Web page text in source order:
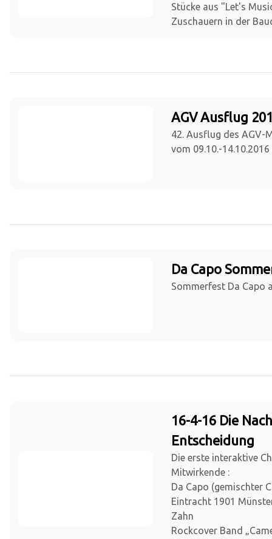
Stücke aus "Let's
Zuschauern in der
AGV Ausflug
42. Ausflug des AGV-
vom 09.10.-
Da Capo
Sommerfest Da Capo
16-4-16 Die
Entscheidung
Die erste interaktive
Mitwirkende :
Da Capo (gemischter
Eintracht 1901
Zahn
Rockcover Band